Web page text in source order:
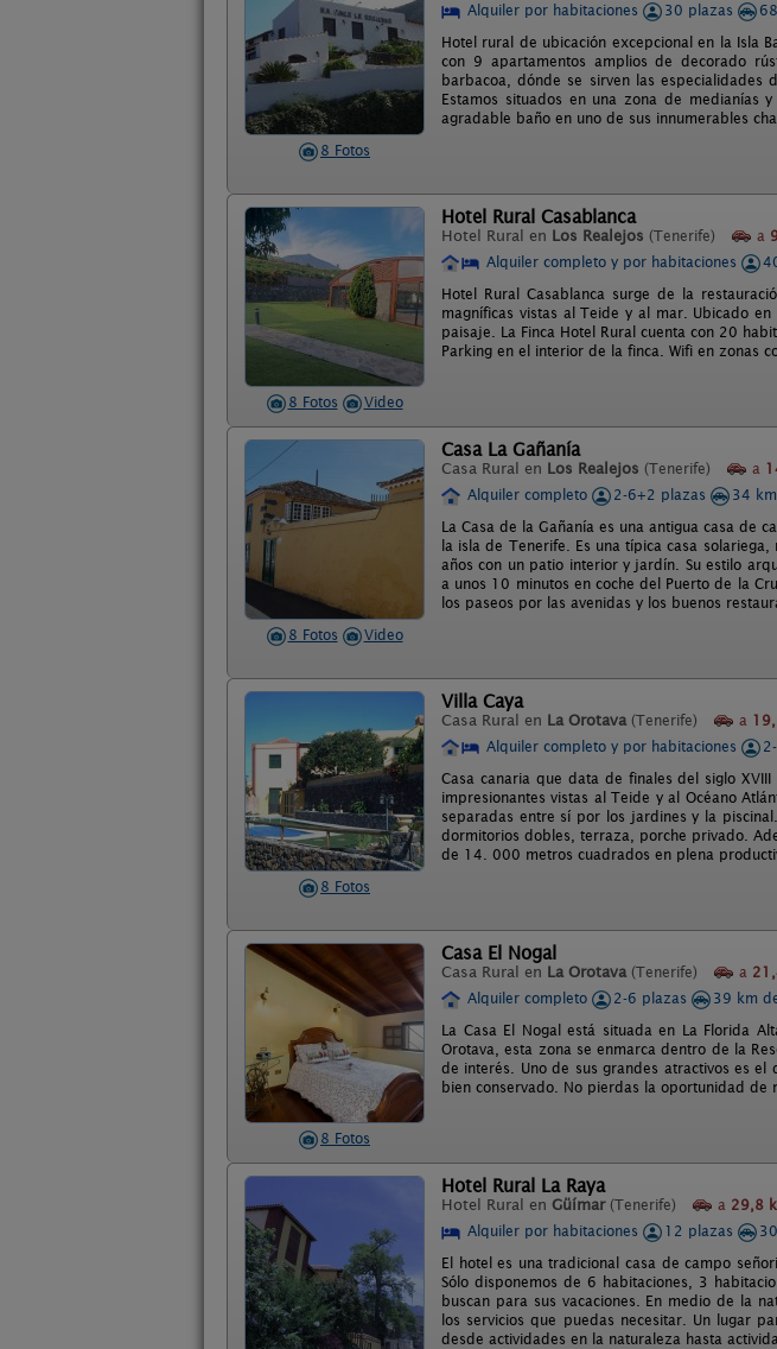
8 Fotos
Alquiler por habitaciones
30 plazas
Hotel rural de ubicación excepcional en la Isla
con 9 apartamentos amplios de decorado
barbacoa, dónde se sirven las
Estamos situados en una zona de
agradable baño en uno de sus innumerables
8 Fotos Video
Hotel Rural Casablanca
Hotel Rural en Los Realejos (Tenerife) a
Alquiler completo y por habitaciones
Hotel Rural Casablanca surge de la
magníficas vistas al Teide y al mar. Ubicado
paisaje. La Finca Hotel Rural cuenta con 20
Parking en el interior de la finca. Wifi en zonas
8 Fotos Video
Casa La Gañanía
Casa Rural en Los Realejos (Tenerife) a
Alquiler completo
2-6+2 plazas
34
La Casa de la Gañanía es una antigua casa de
la isla de Tenerife. Es una típica casa
años con un patio interior y jardín. Su estilo
a unos 10 minutos en coche del Puerto de la
los paseos por las avenidas y los buenos
8 Fotos
Villa Caya
Casa Rural en La Orotava (Tenerife) a
Alquiler completo y por habitaciones
Casa canaria que data de finales del siglo
impresionantes vistas al Teide y al Océano
separadas entre sí por los jardines y la
dormitorios dobles, terraza, porche privado.
de 14. 000 metros cuadrados en plena
8 Fotos
Casa El Nogal
Casa Rural en La Orotava (Tenerife) a
Alquiler completo
2-6 plazas
39 km
La Casa El Nogal está situada en La Florida
Orotava, esta zona se enmarca dentro de la
de interés. Uno de sus grandes atractivos es
bien conservado. No pierdas la oportunidad de
Hotel Rural La Raya
Hotel Rural en Güímar (Tenerife) a 29,8
Alquiler por habitaciones
12 plazas
El hotel es una tradicional casa de campo
Sólo disponemos de 6 habitaciones, 3
buscan para sus vacaciones. En medio de la
los servicios que puedas necesitar. Un lugar
desde actividades en la naturaleza hasta